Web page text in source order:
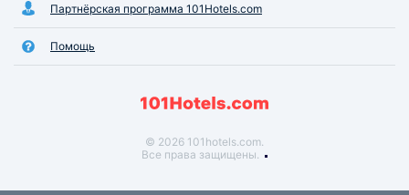
Партнёрская программа 101Hotels.com
Помощь
© 2026 101hotels.com.
Все права защищены.